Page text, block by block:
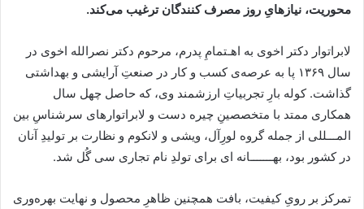
محوریت، نیازهایِ روز مصرف کنندگان ترغیب می‌کند.
لابراتوار دکتر اخوی به اهـتمامِ پدرم، مرحوم دکتر نصرالله اخوی در
سال ۱۳۶۹ پا به عرصه‌ی کسب و کار در صنعتِ آرایشی و بهداشتی
گذاشت. کوله بارِ تجربیاتِ ارزشمند وی، که حاصل چهل سال
همکاری ممتد با متخصصینِ چیره دست و لابراتوارهای سرشناسِ بین
المـــللی از جمله گروه لورِآل، ویشی و لانکوم و نظارت بر تولیدِ آنان
در کشور بود، بهـــــــانه ای برای تولدِ نام تجاری سی گُل شد.
تمرکز بر رویِ کیفیت، بافت همچنین ظاهرِ محصول و نهایت بهره‌وری